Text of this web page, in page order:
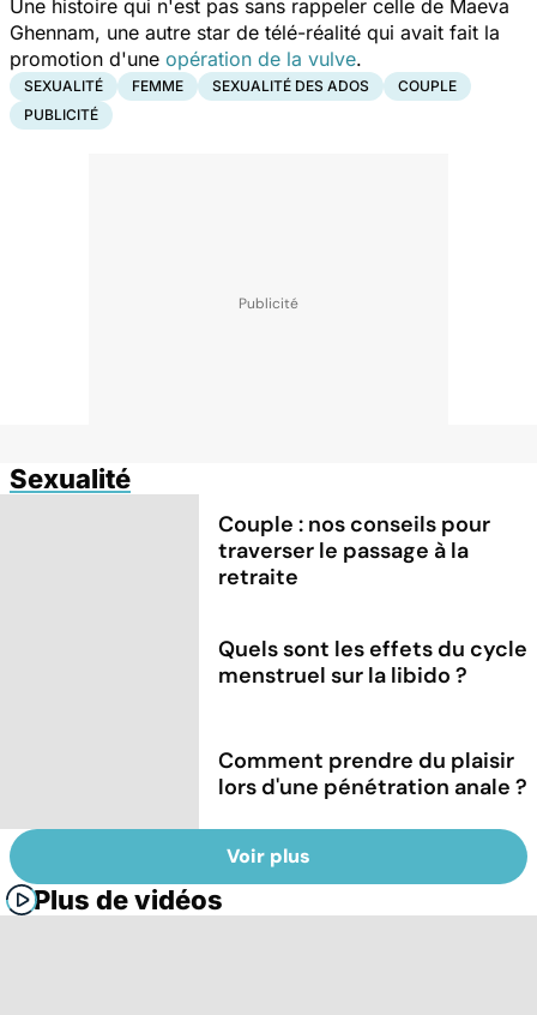
Une histoire qui n'est pas sans rappeler celle de Maeva
Ghennam, une autre star de télé-réalité qui avait fait la
promotion d'une opération de la vulve.
SEXUALITÉ FEMME SEXUALITÉ DES ADOS
COUPLE
PUBLICITÉ
Sexualité
Couple : nos conseils pour
traverser le passage à la
retraite
Quels sont les effets du cycle
menstruel sur la libido ?
Comment prendre du plaisir
lors d'une pénétration anale ?
Voir plus
Plus de vidéos